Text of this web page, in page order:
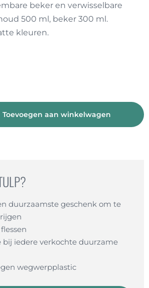
beker en verwisselbare
500 ml, beker 300 ml.
kleuren.
Toevoegen aan winkelwagen
duurzaamste geschenk om te
bij iedere verkochte duurzame
wegwerpplastic